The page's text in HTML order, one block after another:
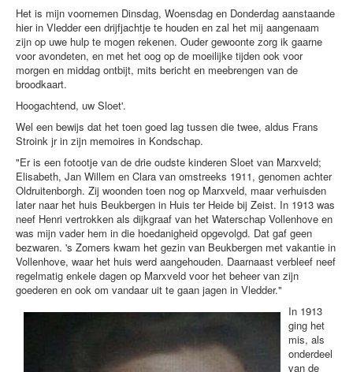
Het is mijn voornemen Dinsdag, Woensdag en Donderdag aanstaande
hier in Vledder een drijfjachtje te houden en zal het mij aangenaam
zijn op uwe hulp te mogen rekenen. Ouder gewoonte zorg ik gaarne
voor avondeten, en met het oog op de moeilijke tijden ook voor
morgen en middag ontbijt, mits bericht en meebrengen van de
broodkaart.
Hoogachtend, uw Sloet'.
Wel een bewijs dat het toen goed lag tussen die twee, aldus Frans
Stroink jr in zijn memoires in Kondschap.
"Er is een fotootje van de drie oudste kinderen Sloet van Marxveld;
Elisabeth, Jan Willem en Clara van omstreeks 1911, genomen achter
Oldruitenborgh. Zij woonden toen nog op Marxveld, maar verhuisden
later naar het huis Beukbergen in Huis ter Heide bij Zeist. In 1913 was
neef Henri vertrokken als dijkgraaf van het Waterschap Vollenhove en
was mijn vader hem in die hoedanigheid opgevolgd. Dat gaf geen
bezwaren. 's Zomers kwam het gezin van Beukbergen met vakantie in
Vollenhove, waar het huis werd aangehouden. Daarnaast verbleef neef
regelmatig enkele dagen op Marxveld voor het beheer van zijn
goederen en ook om vandaar uit te gaan jagen in Vledder."
In 1913
ging het
mis, als
onderdeel
van de